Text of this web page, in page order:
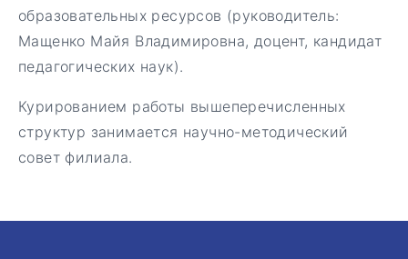
образовательных ресурсов (руководитель:
Мащенко Майя Владимировна, доцент, кандидат
педагогических наук).
Курированием работы вышеперечисленных
структур занимается научно-методический
совет филиала.